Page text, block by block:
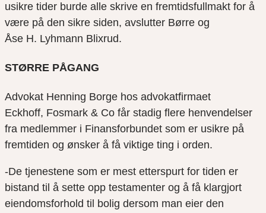
usikre tider burde alle skrive en fremtidsfullmakt for å
være på den sikre siden, avslutter Børre og
Åse H. Lyhmann Bl ixrud.
STØRRE PÅGANG
Advokat Henning Borge hos advokatfirmaet
Eckhoff, Fosmark & Co får stadig flere henvendelser
fra medlemmer i Finansforbundet som er usikre på
fremtiden og ønsker å få viktige ting i orden.
-De tjenestene som er mest etterspurt for tiden er
bistand til å sette opp testamenter og å få klargjort
eiendomsforhold til bolig dersom man eier den